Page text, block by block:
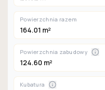
Powierzchnia razem
164.01 m²
Powierzchnia zabudowy
124.60 m²
Kubatura